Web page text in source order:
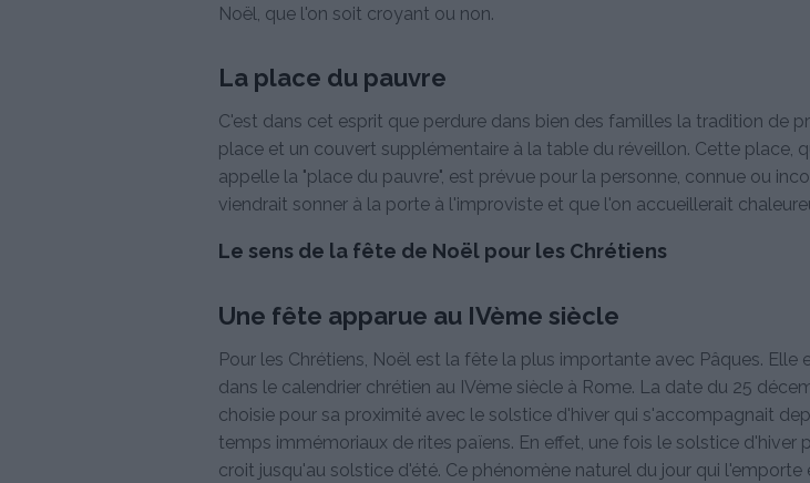
Noël, que l'on soit croyant ou non.
La place du pauvre
C'est dans cet esprit que perdure dans bien des familles la tradition de
place et un couvert supplémentaire à la table du réveillon. Cette place,
appelle la "place du pauvre", est prévue pour la personne, connue ou
viendrait sonner à la porte à l'improviste et que l'on accueillerait
Le sens de la fête de Noël pour les Chrétiens
Une fête apparue au IVème siècle
Pour les Chrétiens, Noël est la fête la plus importante avec Pâques. Elle
dans le calendrier chrétien au IVème siècle à Rome. La date du 25
choisie pour sa proximité avec le solstice d'hiver qui s'accompagnait
temps immémoriaux de rites païens. En effet, une fois le solstice d'hiver
croit jusqu'au solstice d'été. Ce phénomène naturel du jour qui l'emporte